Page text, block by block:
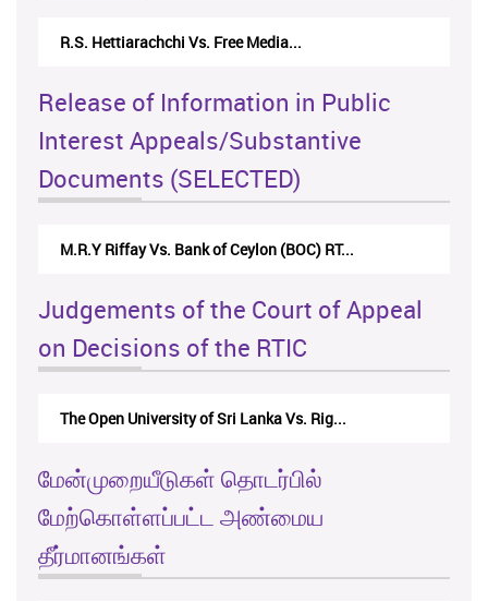
Centre for Society and Religion V...
Release of Information in Public
Interest Appeals/Substantive
Documents (SELECTED)
Nirmala Kannangara Vs.Lanka Building Ma...
Judgements of the Court of Appeal
on Decisions of the RTIC
The Monetary Board of CBSL-vs-Verite Res...
மேன்முறையீடுகள் தொடர்பில்
மேற்கொள்ளப்பட்ட அண்மைய
தீர்மானங்கள்